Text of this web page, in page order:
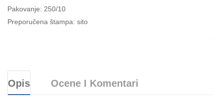
Pakovanje: 250/10
Preporučena štampa: sito
Opis Ocene I Komentari